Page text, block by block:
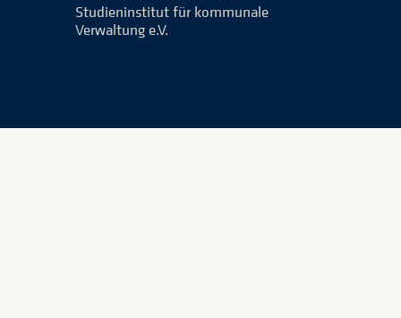
Studieninstitut für kommunale
Verwaltung e.V.